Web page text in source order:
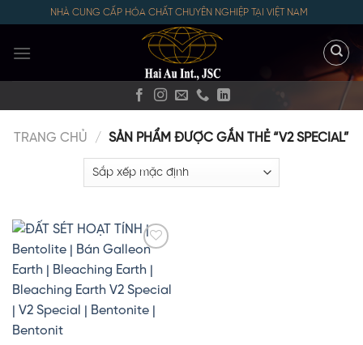
content
NHÀ CUNG CẤP HÓA CHẤT CHUYÊN NGHIỆP TẠI VIỆT NAM
TRANG CHỦ / SẢN PHẨM ĐƯỢC GẮN THẺ “V2 SPECIAL”